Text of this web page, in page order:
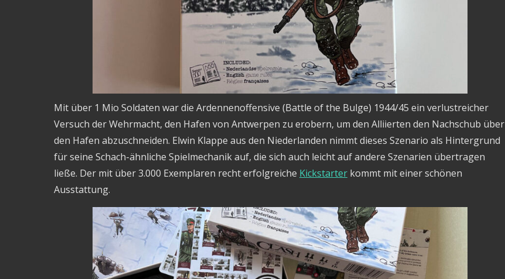
Mit über 1 Mio Soldaten war die Ardennenoffensive (Battle of the Bulge) 1944/45 ein verlustreicher
Versuch der Wehrmacht, den Hafen von Antwerpen zu erobern, um den Alliierten den Nachschub über
den Hafen abzuschneiden. Elwin Klappe aus den Niederlanden nimmt dieses Szenario als Hintergrund
für seine Schach-ähnliche Spielmechanik auf, die sich auch leicht auf andere Szenarien übertragen
ließe. Der mit über 3.000 Exemplaren recht erfolgreiche Kickstarter kommt mit einer schönen
Ausstattung.